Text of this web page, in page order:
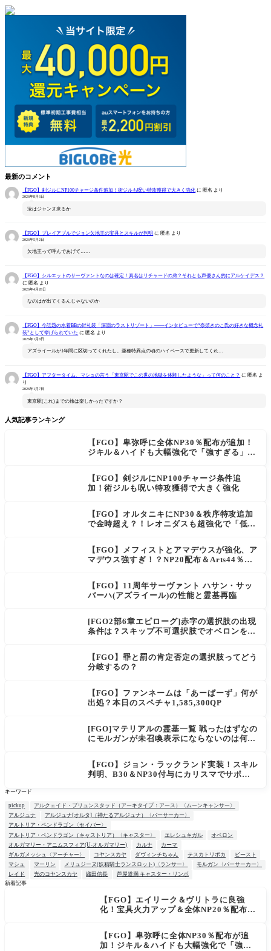
最新のコメント
【FGO】剣ジルにNP100チャージ条件追加！術ジルも呪い特攻獲得で大きく強化 に 匿名 より
2026年8月6日
汝はジャンヌ来るか
【FGO】プレイアブルでジョン欠地王の宝具とスキルが判明 に 匿名 より
2026年5月2日
欠地王って呼んであげて……
【FGO】シルエットのサーヴァントなのは確定！真名はリチャードの弟？それとも声優さん的にアルケイデス？
に 匿名 より
2026年4月28日
なのはが出てくるんじゃないのか
【FGO】今話題の水着BBの絆礼装「深淵のラストリゾート」――インタビューで“奈須きのこ氏の好きな概念礼
装”として挙げられていた に 匿名 より
2026年1月8日
アズライールが1年間に区切ってくれたし、亜種特異点の頃のハイペースで更新してくれ…
【FGO】アフタータイム、マシュの言う「東京駅でこの世の地獄を体験したような」って何のこと？ に 匿名 よ
り
2026年1月7日
東京駅(これ)までの旅は楽しかったですか？
人気記事ランキング
【FGO】卑弥呼に全体NP30％配布が追加！
ジキル＆ハイドも大幅強化で「強すぎる」の
【FGO】剣ジルにNP100チャージ条件追
加！術ジルも呪い特攻獲得で大きく強化
【FGO】オルタニキにNP30＆秩序特攻追加
で金時超え？！レオニダスも超強化で「低レ
【FGO】メフィストとアマデウスが強化、ア
マデウス強すぎ！？NP20配布＆Arts44％強
【FGO】11周年サーヴァント ハサン・サッ
バーハ(アズライール)の性能と霊基再臨
[FGO2部6章エピローグ]赤字の選択肢の出現
条件は？スキップ不可選択肢でオベロンを疑
上がり出てくる
【FGO】罪と罰の肯定否定の選択肢ってどう
分岐するの？
【FGO】ファンネームは「あーぱーず」何が
出処？本日のスペチャ1,585,300QP
[FGO]マテリアルの霊基一覧 戦ったはずなの
にモルガンが未召喚表示にならないのは何
【FGO】ジョン・ラックランド実装！スキル
判明、B30＆NP30付与にカリスマでサポ性
キーワード
pickup
アルクェイド・ブリュンスタッド（アーキタイプ：アース）〈ムーンキャンサー〉
アルジュナ
アルジュナ[オルタ]（神たるアルジュナ）〈バーサーカー〉
アルトリア・ペンドラゴン〈セイバー〉
アルトリア・ペンドラゴン（キャストリア）〈キャスター〉
エレシュキガル
オベロン
オルガマリー・アニムスフィア(U-オルガマリー)
カルナ
カーマ
ギルガメッシュ〈アーチャー〉
コヤンスカヤ ダヴィンチちゃん テスカトリポカ
ビースト
マシュ
マーリン メリュジーヌ(妖精騎士ランスロット)〈ランサー〉
モルガン〈バーサーカー〉
レイド
光のコヤンスカヤ 織田信長
芦屋道満 キャスター・リンボ
新着記事
【FGO】エイリーク＆ヴリトラに良強
化！宝具火力アップ＆全体NP20％配布で
【FGO】卑弥呼に全体NP30％配布が追
加！ジキル＆ハイドも大幅強化で「強す